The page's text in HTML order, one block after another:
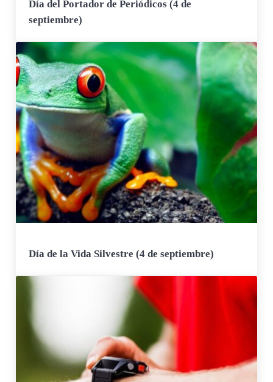
Día del Portador de Periódicos (4 de
septiembre)
Día de la Vida Silvestre (4 de septiembre)